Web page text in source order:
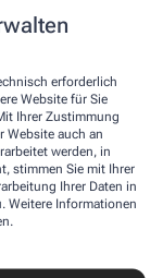
erforderlich
Website für Sie
Ihrer Zustimmung
Website auch an
werden, in
stimmen Sie mit Ihrer
Ihrer Daten in
Weitere Informationen
Apotheke vor Ort.